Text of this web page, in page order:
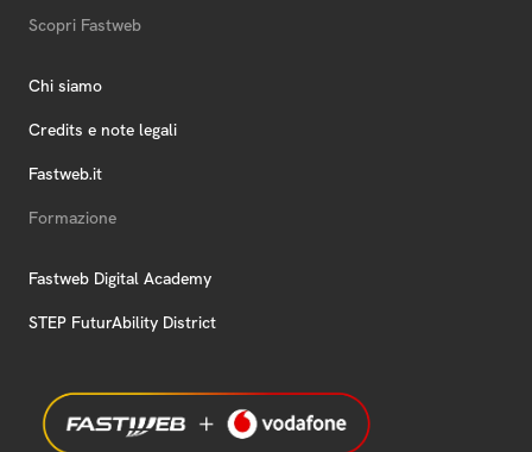
Scopri Fastweb
Chi siamo
Credits e note legali
Fastweb.it
Formazione
Fastweb Digital Academy
STEP FuturAbility District